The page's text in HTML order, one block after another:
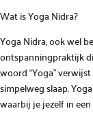
Wat is Yoga Nidra?
Yoga Nidra, ook wel
ontspanningpraktijk
woord “Yoga”
simpelweg slaap.
waarbij je jezelf in